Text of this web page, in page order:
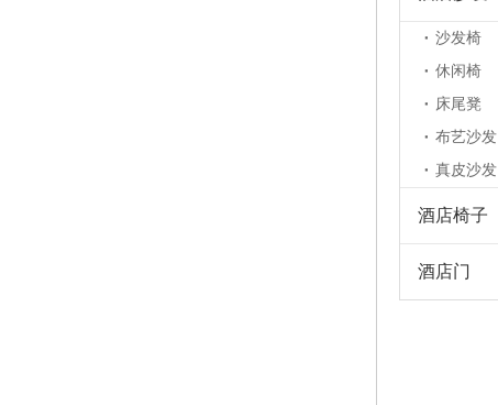
沙发椅
休闲椅
床尾凳
布艺沙发
真皮沙发
酒店椅子
酒店门